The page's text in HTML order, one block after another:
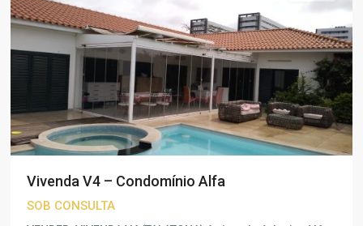
Vivenda V4 – Condomínio Alfa
SOB CONSULTA